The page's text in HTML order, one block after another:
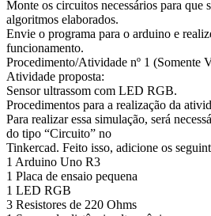
Monte os circuitos necessários para que
algoritmos elaborados.
Envie o programa para o arduino e
funcionamento.
Procedimento/Atividade nº 1 (Somente
Atividade proposta:
Sensor ultrassom com LED RGB.
Procedimentos para a realização da
Para realizar essa simulação, será
do tipo “Circuito” no
Tinkercad. Feito isso, adicione os
1 Arduino Uno R3
1 Placa de ensaio pequena
1 LED RGB
3 Resistores de 220 Ohms